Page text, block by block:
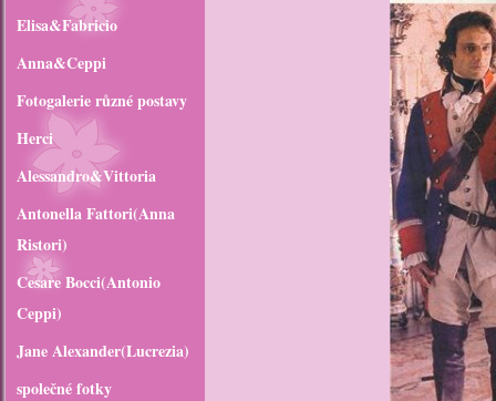
Elisa&Fabricio
Anna&Ceppi
Fotogalerie různé postavy
Herci
Alessandro&Vittoria
Antonella Fattori(Anna
Ristori)
Cesare Bocci(Antonio
Ceppi)
Jane Alexander(Lucrezia)
společné fotky